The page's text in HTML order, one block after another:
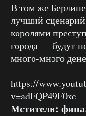
В том же
лучший
королями
города — будут
много-много
https://
v=adFQP49F0xc
Мстители: